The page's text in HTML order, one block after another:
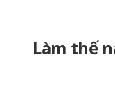
Làm thế